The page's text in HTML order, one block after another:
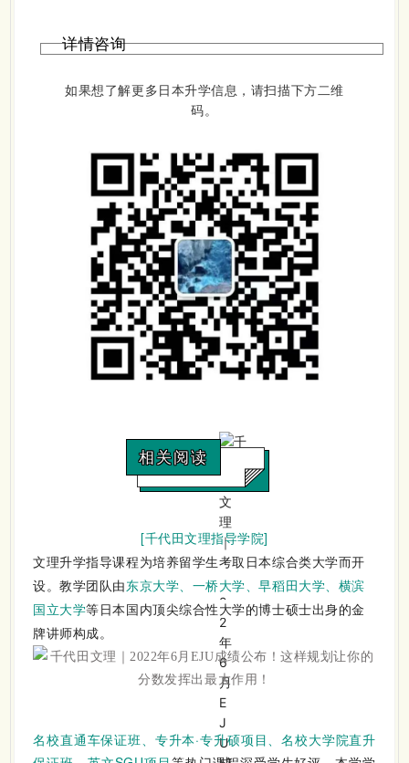
详情咨询
如果想了解更多日本升学信息，请扫描下方二维
码。
相关阅读
[千代田文理指导学院]
文理升学指导课程为培养留学生考取日本综合类大学而开
设。教学团队由东京大学、一桥大学、早稻田大学、横滨
国立大学等日本国内顶尖综合性大学的博士硕士出身的金
牌讲师构成。
名校直通车保证班、专升本·专升硕项目、名校大学院直升